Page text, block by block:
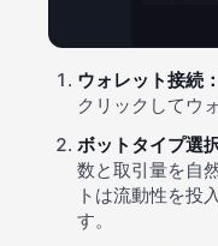
ウォレット接続：
クリックしてウ
ボットタイプ選
数と取引量を自
トは流動性を投
す。